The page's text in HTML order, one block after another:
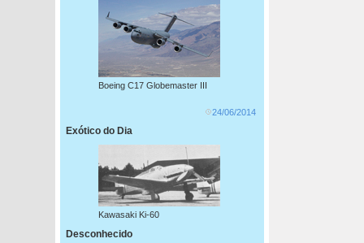
Boeing C17 Globemaster III
24/06/2014
Exótico do Dia
Kawasaki Ki-60
Desconhecido